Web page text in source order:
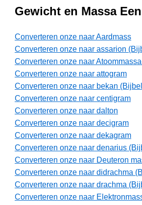
Gewicht en Massa
Converteren onze naar Aardmass
Converteren onze naar assarion
Converteren onze naar
Converteren onze naar attogram
Converteren onze naar bekan
Converteren onze naar centigram
Converteren onze naar dalton
Converteren onze naar decigram
Converteren onze naar dekagram
Converteren onze naar denarius
Converteren onze naar Deuteron
Converteren onze naar didrachma
Converteren onze naar drachma
Converteren onze naar